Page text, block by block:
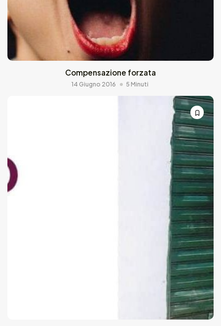
Compensazione forzata
14 Giugno 2016 5 Minuti